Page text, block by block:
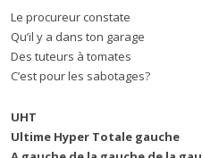
Le procureur constate
Qu’il y a dans ton garage
Des tuteurs à tomates
C’est pour les sabotages?
UHT
Ultime Hyper Totale gauche